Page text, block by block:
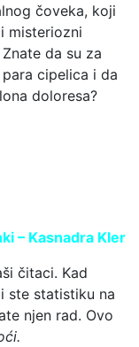
čoveka, koji
misteriozni
da su za
cipelica i da
doloresa?
– Kasnadra Kler
čitaci. Kad
ste statistiku na
njen rad. Ovo